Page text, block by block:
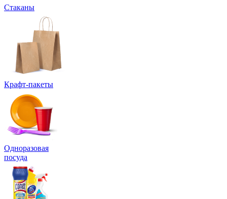
Стаканы
Крафт-пакеты
Одноразовая
посуда